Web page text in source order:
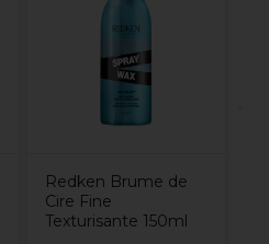
Redken Brume de
Cire Fine
Texturisante 150ml